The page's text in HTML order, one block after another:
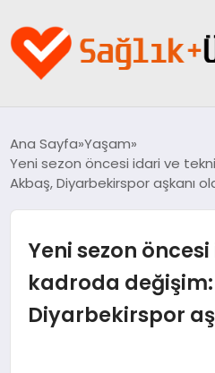
YAŞAM
SPOR & FITNESS
Ana Sayfa Yaşam
Yeni sezon öncesi idari ve
Akbaş, Diyarbekirspor aşkanı
Yeni sezon
kadroda
Diyarbekirspor